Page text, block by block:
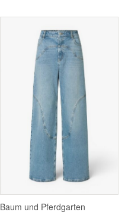
Baum und Pferdgarten